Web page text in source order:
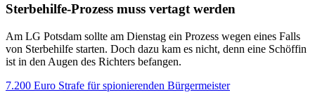
Sterbehilfe-Prozess muss vertagt werden
Am LG Potsdam sollte am Dienstag ein Prozess wegen eines Falls
von Sterbehilfe starten. Doch dazu kam es nicht, denn eine Schöffin
ist in den Augen des Richters befangen.
7.200 Euro Strafe für spionierenden Bürgermeister